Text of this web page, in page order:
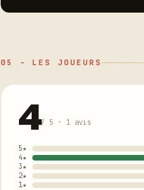
05 - LES JOUEURS
4/ 5 · 1 avis
5★
4★
3★
2★
1★